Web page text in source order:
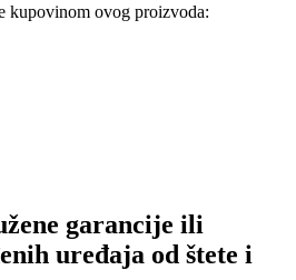
kupovinom ovog proizvoda:
garancije ili
uređaja od štete i